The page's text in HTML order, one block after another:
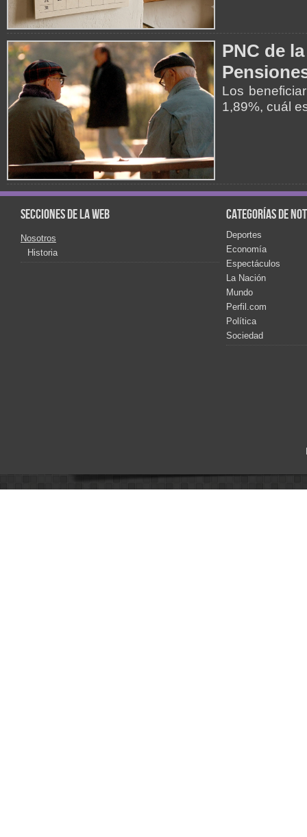
PNC de
Los
1,89%, cuál
Secciones de la web
Nosotros
Historia
Categorías de
Deportes
Economía
Espectáculos
La Nación
Mundo
Perfil.com
Política
Sociedad